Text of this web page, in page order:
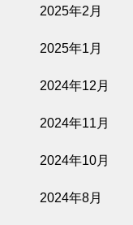
2025年2月
2025年1月
2024年12月
2024年11月
2024年10月
2024年8月